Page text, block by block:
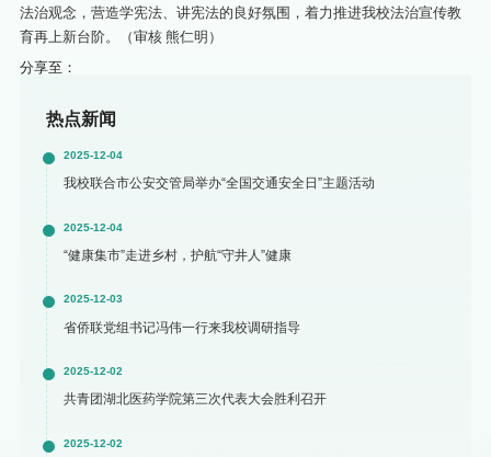
法治观念，营造学宪法、讲宪法的良好氛围，着力推进我校法治宣传教
育再上新台阶。（审核 熊仁明）
分享至：
热点新闻
2025-12-04
我校联合市公安交管局举办“全国交通安全日”主题活动
2025-12-04
“健康集市”走进乡村，护航“守井人”健康
2025-12-03
省侨联党组书记冯伟一行来我校调研指导
2025-12-02
共青团湖北医药学院第三次代表大会胜利召开
2025-12-02